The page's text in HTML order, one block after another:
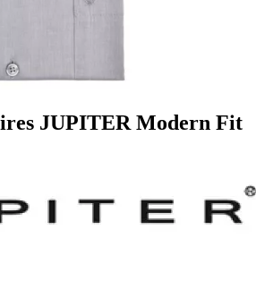
JUPITER Modern Fit